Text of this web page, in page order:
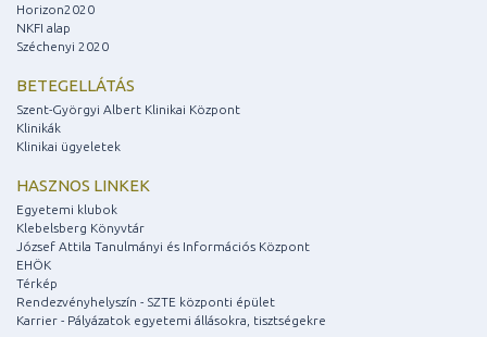
Horizon2020
NKFI alap
Széchenyi 2020
BETEGELLÁTÁS
Szent-Györgyi Albert Klinikai Központ
Klinikák
Klinikai ügyeletek
HASZNOS LINKEK
Egyetemi klubok
Klebelsberg Könyvtár
József Attila Tanulmányi és Információs Központ
EHÖK
Térkép
Rendezvényhelyszín - SZTE központi épület
Karrier - Pályázatok egyetemi állásokra, tisztségekre